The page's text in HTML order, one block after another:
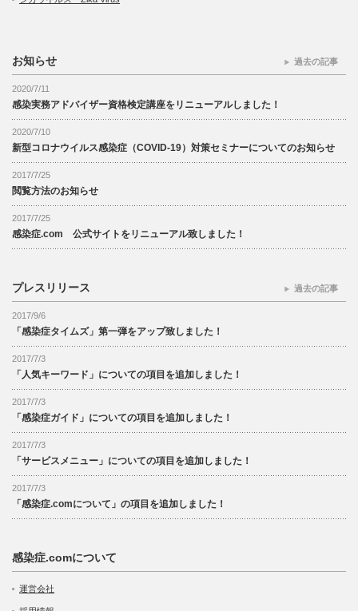
お知らせ
2020/7/11
感染実務アドバイザー資格検定講座をリニューアルしました！
2020/7/10
新型コロナウイルス感染症（COVID-19）対策セミナーについてのお知らせ
2017/7/25
閲覧方法のお知らせ
2017/7/25
感染症.com 公式サイトをリニューアル致しました！
過去の記事
プレスリリース
2017/9/6
「感染症タイムズ」第一弾をアップ致しました！
2017/7/3
「人気キーワード」についての項目を追加しました！
2017/7/3
「感染症ガイド」についての項目を追加しました！
2017/7/3
「サービスメニュー」についての項目を追加しました！
2017/7/3
「感染症.comについて」の項目を追加しました！
過去の記事
感染症.comについて
運営会社